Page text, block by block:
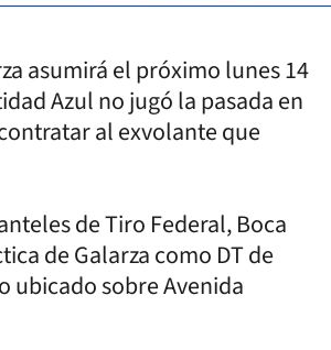
asumirá el próximo lunes 14
Azul no jugó la pasada en
al exvolante que
de Tiro Federal, Boca
de Galarza como DT de
ubicado sobre Avenida